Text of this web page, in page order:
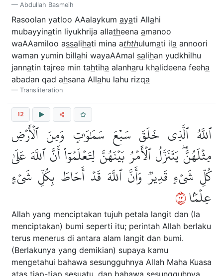
Abdullah Basmeih
Rasoolan yatloo AAalaykum ayati Allahi
mubayyinatin liyukhrija allatheena amanoo
waAAamiloo assalihati mina aththulumati ila annoori
waman yumin billahi wayaAAmal salihan yudkhilhu
jannatin tajree min tahtiha alanharu khalideena feeha
abadan qad ahsana Allahu lahu rizqa
Transliteration
12
ٱللَّهُ ٱلَّذِي خَلَقَ سَبۡعَ سَمَٰوَٰتٖ وَمِنَ ٱلۡأَرۡضِ
مِثۡلَهُنَّۖ يَتَنَزَّلُ ٱلۡأَمۡرُ بَيۡنَهُنَّ لِتَعۡلَمُوٓاْ أَنَّ ٱللَّهَ عَلَىٰ
كُلِّ شَيۡءٖ قَدِيرٞ وَأَنَّ ٱللَّهَ قَدۡ أَحَاطَ بِكُلِّ شَيۡءٍ
عِلۡمَۢا٢١
Allah yang menciptakan tujuh petala langit dan (Ia
menciptakan) bumi seperti itu; perintah Allah berlaku
terus menerus di antara alam langit dan bumi.
(Berlakunya yang demikian) supaya kamu
mengetahui bahawa sesungguhnya Allah Maha Kuasa
atas tiap-tiap sesuatu, dan bahawa sesungguhnya